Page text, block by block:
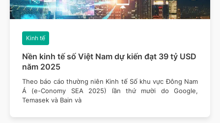
Nền kinh tế số Việt Nam dự kiến đạt 39 tỷ USD
năm 2025
Kinh tế
Theo báo cáo thường niên Kinh tế Số khu vực Đông Nam
Á (e-Conomy SEA 2025) lần thứ mười do Google,
Temasek và Bain và